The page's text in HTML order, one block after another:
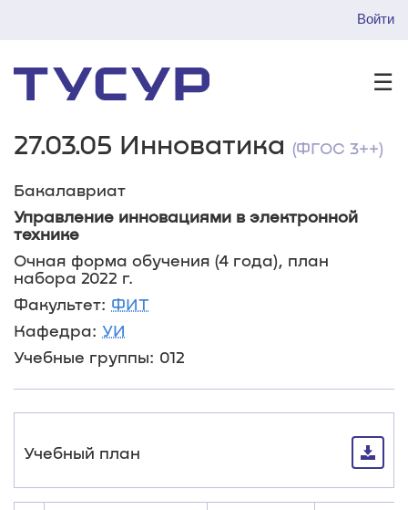
Войти
☰
27.03.05 Инноватика (ФГОС 3++)
Бакалавриат
Управление инновациями в электронной
технике
Очная форма обучения (4 года), план
набора 2022 г.
Факультет: ФИТ
Кафедра: УИ
Учебные группы: 012
Учебный план